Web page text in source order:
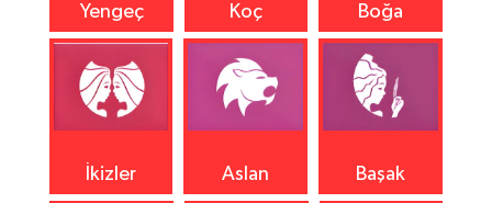
Yengeç Koç Boğa
İkizler Aslan Başak